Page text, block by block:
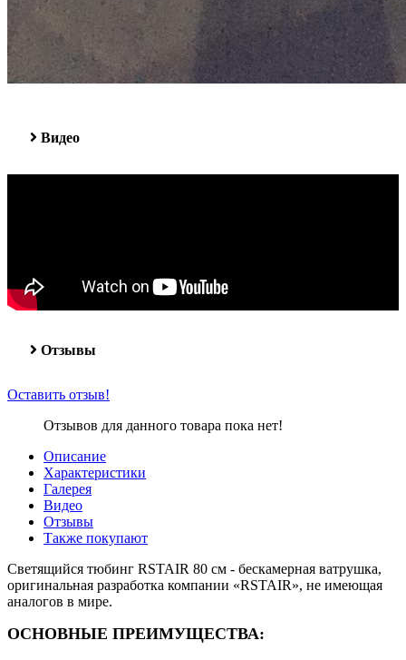
Видео
Отзывы
Оставить отзыв!
Отзывов для данного товара пока нет!
Описание
Характеристики
Галерея
Видео
Отзывы
Также покупают
Светящийся тюбинг RSTAIR 80 см - бескамерная ватрушка,
оригинальная разработка компании «RSTAIR», не имеющая
аналогов в мире.
ОСНОВНЫЕ ПРЕИМУЩЕСТВА: